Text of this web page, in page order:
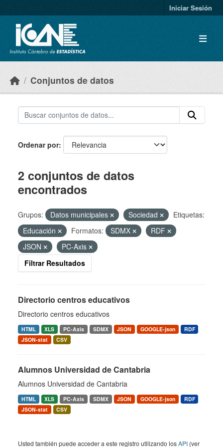
Iniciar Sesión
Conjuntos de datos
Ordenar por
2 conjuntos de datos
encontrados
Grupos: Datos municipales Sociedad
Etiquetas:
Educación
Formatos: SDMX
RDF
JSON
PC-Axis
Filtrar Resultados
Directorio centros educativos
Directorio centros educativos
HTML XLS PC-Axis SDMX JSON GOOGLE-json
RDF
JSON-stat
CSV
Alumnos Universidad de Cantabria
Alumnos Universidad de Cantabria
HTML XLS PC-Axis SDMX JSON GOOGLE-json
RDF
JSON-stat
CSV
Usted también puede acceder a este registro utilizando losAPI (ver